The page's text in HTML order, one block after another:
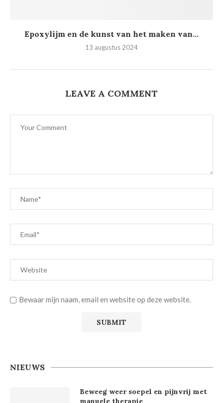
Epoxylijm en de kunst van het maken van...
13 augustus 2024
LEAVE A COMMENT
Bewaar mijn naam, email en website op deze website.
NIEUWS
Beweeg weer soepel en pijnvrij met
manuele therapie